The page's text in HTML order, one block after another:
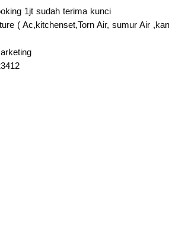
1jt sudah terima kunci
( Ac,kitchenset,Torn Air, sumur Air